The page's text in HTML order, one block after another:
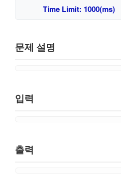
Time Limit:
문제 설명
입력
출력